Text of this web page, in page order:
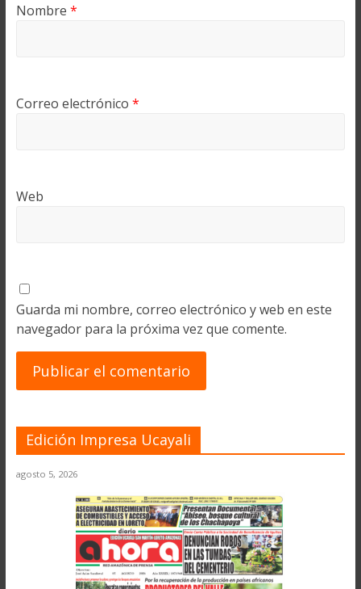
Nombre *
Correo electrónico *
Web
Guarda mi nombre, correo electrónico y web en este
navegador para la próxima vez que comente.
Edición Impresa Ucayali
agosto 5, 2026